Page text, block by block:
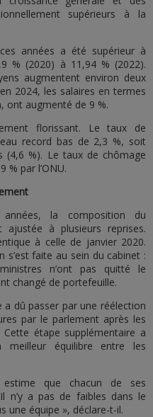
supérieurs à la
années a été supérieur à
% (2020) à 11,94 % (2022).
augmentent environ deux
2024, les salaires en termes
ont augmenté de 9 %.
florissant. Le taux de
record bas de 2,3 %, soit
(4,6 %). Le taux de chômage
% par l’ONU.
la composition du
ajustée à plusieurs reprises.
à celle de janvier 2020.
faite au sein du cabinet :
n’ont pas quitté le
changé de portefeuille.
dû passer par une réélection
par le parlement après les
étape supplémentaire a
équilibre entre les
que chacun de ses
n’y a pas de faibles dans le
une équipe », déclare-t-il.